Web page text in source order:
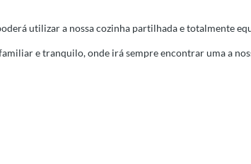
utilizar a nossa cozinha partilhada e totalmente
e tranquilo, onde irá sempre encontrar uma a